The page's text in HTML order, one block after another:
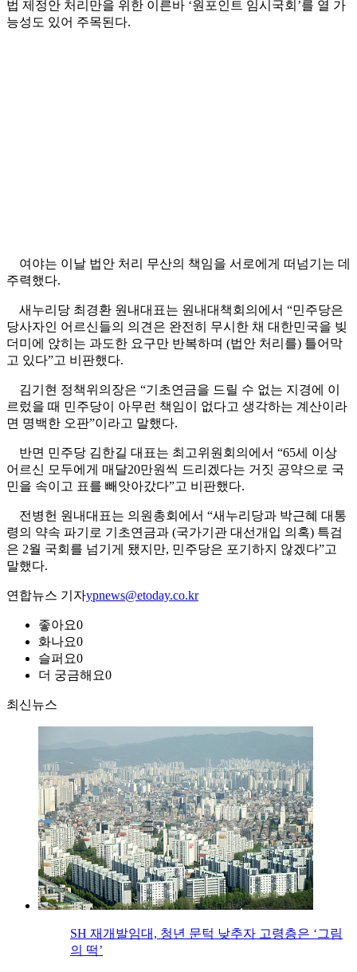
법 제정안 처리만을 위한 이른바 ‘원포인트 임시국회’를 열 가
능성도 있어 주목된다.
여야는 이날 법안 처리 무산의 책임을 서로에게 떠넘기는 데
주력했다.
새누리당 최경환 원내대표는 원내대책회의에서 “민주당은
당사자인 어르신들의 의견은 완전히 무시한 채 대한민국을 빚
더미에 앉히는 과도한 요구만 반복하며 (법안 처리를) 틀어막
고 있다”고 비판했다.
김기현 정책위의장은 “기초연금을 드릴 수 없는 지경에 이
르렀을 때 민주당이 아무런 책임이 없다고 생각하는 계산이라
면 명백한 오판”이라고 말했다.
반면 민주당 김한길 대표는 최고위원회의에서 “65세 이상
어르신 모두에게 매달20만원씩 드리겠다는 거짓 공약으로 국
민을 속이고 표를 빼앗아갔다”고 비판했다.
전병헌 원내대표는 의원총회에서 “새누리당과 박근혜 대통
령의 약속 파기로 기초연금과 (국가기관 대선개입 의혹) 특검
은 2월 국회를 넘기게 됐지만, 민주당은 포기하지 않겠다”고
말했다.
연합뉴스 기자ypnews@etoday.co.kr
좋아요0
화나요0
슬퍼요0
더 궁금해요0
최신뉴스
SH 재개발임대, 청년 문턱 낮추자 고령층은 ‘그림
의 떡’